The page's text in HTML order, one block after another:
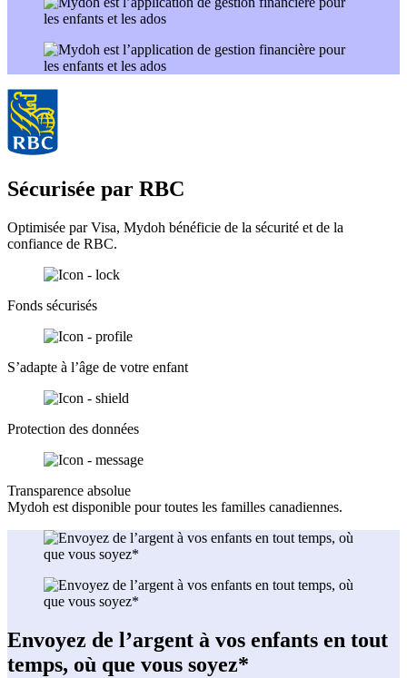
Sécurisée par RBC
Optimisée par Visa, Mydoh bénéficie de la sécurité et de la
confiance de RBC.
Fonds sécurisés
S’adapte à l’âge de votre enfant
Protection des données
Transparence absolue
Mydoh est disponible pour toutes les familles canadiennes.
Envoyez de l’argent à vos enfants en tout
temps, où que vous soyez*